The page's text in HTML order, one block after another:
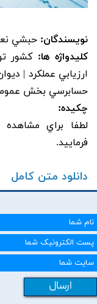
نویسندگان: حبشي
کلیدواژه ها: کشور
ارزيابي عملکرد |
حسابرسي بخش
چکیده:
فرماييد.
دانلود متن کامل
ارسال